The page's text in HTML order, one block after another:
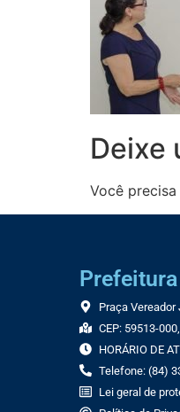
Deixe
Você
Praça Vereador
CEP: 59513-
HORÁRIO DE
Telefone: (84)
Lei geral de